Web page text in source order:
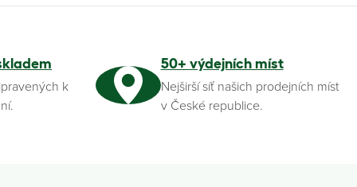
k
50+ výdejních míst
Nejširší síť našich prodejních míst
v České republice.